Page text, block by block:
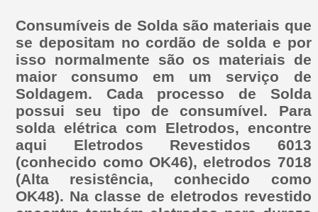
Consumíveis de Solda são materiais que
se depositam no cordão de solda e por
isso normalmente são os materiais de
maior consumo em um serviço de
Soldagem. Cada processo de Solda
possui seu tipo de consumível. Para
solda elétrica com Eletrodos, encontre
aqui Eletrodos Revestidos 6013
(conhecido como OK46), eletrodos 7018
(Alta resistência, conhecido como
OK48). Na classe de eletrodos revestido